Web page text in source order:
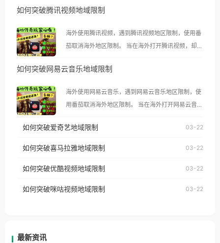
如何突破腾讯视频地域限制
海外使用腾讯视频，遇到腾讯视频地区限制，使用番
茄取消海外地区限制。 当在海外打开腾讯视频，却突
示语。 海外用户如香港、澳门、台湾、美国、加拿
像其他音乐平台一样，出现地区及版权限制问题，且
仅能在中国大陆地区播放。 遇到这个问题的朋友们，
使用番茄回国加速器，即可解决「海外用户收听腾讯
台湾、美国、加拿大、澳大利亚、欧洲等国家和地区
权限制所困扰。
如何突破网易云音乐地域限制
海外使用网易云音乐，遇到网易云音乐地区限制，使
用番茄取消海外地区限制。 当在海外打开网易云音
播放”的提示语。 海外用户如香港、澳门、台湾、美
国、加拿大、澳大利亚、欧洲等国家和地区时，网易
制问题，且仅能在中国大陆地区播放。 遇到这个问题
户收听网易云音乐地区版权限制」的问题，无论人在
如何突破爱奇艺地域限制 03-22
如何突破喜马拉雅地域限制 03-22
如何突破优酷视频地域限制 03-22
如何突破咪咕视频地域限制 03-22
最新资讯